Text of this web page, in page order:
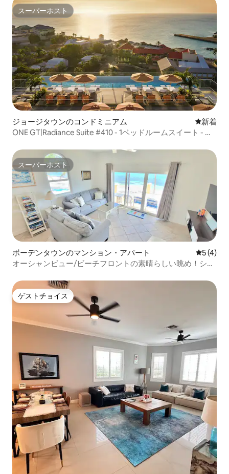
スーパーホスト
スーパーホスト
ジョージタウンのコンドミニアム 新しい宿
新着
ONE GT|Radiance Suite #410 - 1ベッドルームスイート - ジ
スーパーホスト
スーパーホスト
ボーデンタウンのマンション・アパート レビュー
5 (4)
オーシャンビュー/ビーチフロントの素晴らしい眺め！シー
ゲストチョイス
ゲストチョイス